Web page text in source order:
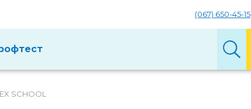
(067) 650-45-15
SCHOOL